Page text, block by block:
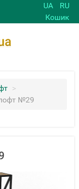
UA
RU
Кошик
>
№29